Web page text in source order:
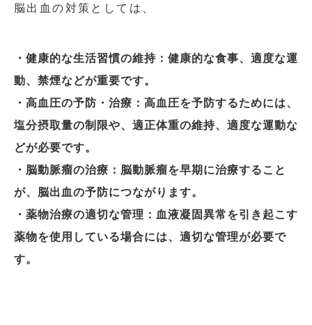
脳出血の対策としては、
・健康的な生活習慣の維持：健康的な食事、適度な運
動、禁煙などが重要です。
・高血圧の予防・治療：高血圧を予防するためには、
塩分摂取量の制限や、適正体重の維持、適度な運動な
どが必要です。
・脳動脈瘤の治療：脳動脈瘤を早期に治療すること
が、脳出血の予防につながります。
・薬物治療の適切な管理：血液凝固異常を引き起こす
薬物を使用している場合には、適切な管理が必要で
す。